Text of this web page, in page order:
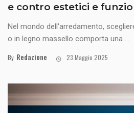
e contro estetici e
Nel mondo dell'arredamento,
o in legno massello comporta una ...
By Redazione 23 Maggio 2025